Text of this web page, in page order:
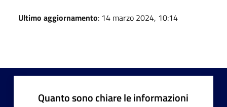
Ultimo aggiornamento: 14 marzo 2024, 10:14
Quanto sono chiare le informazioni